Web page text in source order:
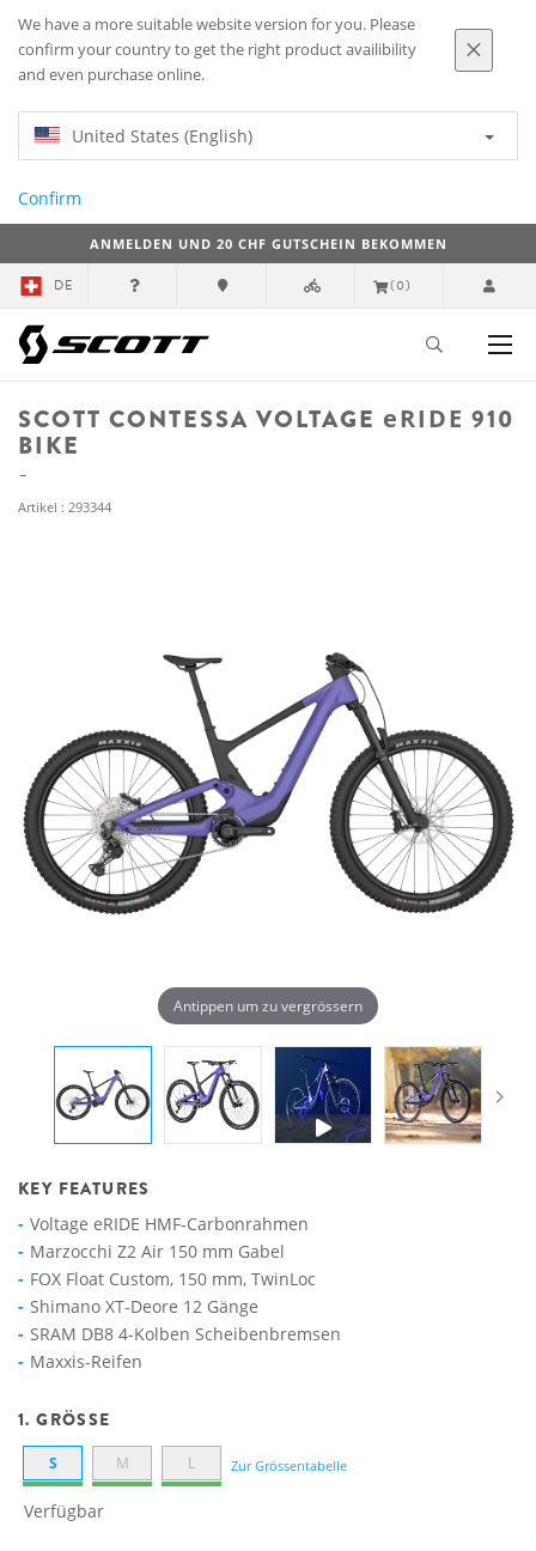
We have a more suitable website version for you. Please
confirm your country to get the right product availibility
and even purchase online.
United States (English)
Confirm
ANMELDEN UND 20 CHF GUTSCHEIN BEKOMMEN
DE (0)
SCOTT CONTESSA VOLTAGE eRIDE 910
BIKE
Artikel : 293344
Antippen um zu vergrössern
KEY FEATURES
Voltage eRIDE HMF-Carbonrahmen
Marzocchi Z2 Air 150 mm Gabel
FOX Float Custom, 150 mm, TwinLoc
Shimano XT-Deore 12 Gänge
SRAM DB8 4-Kolben Scheibenbremsen
Maxxis-Reifen
1. GRÖSSE
S M L Zur Grössentabelle
Verfügbar